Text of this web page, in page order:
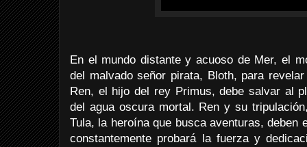
En el mundo distante y acuoso de Mer, el
del malvado señor pirata, Bloth, para
Ren, el hijo del rey Primus, debe salvar al
del agua oscura mortal. Ren y su
Tula, la heroína que busca aventuras, deben
constantemente probará la fuerza y